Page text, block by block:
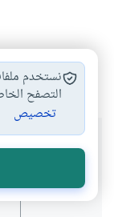
محمد صلى الله…
هل
نستخدم
التصفح
تخصيص